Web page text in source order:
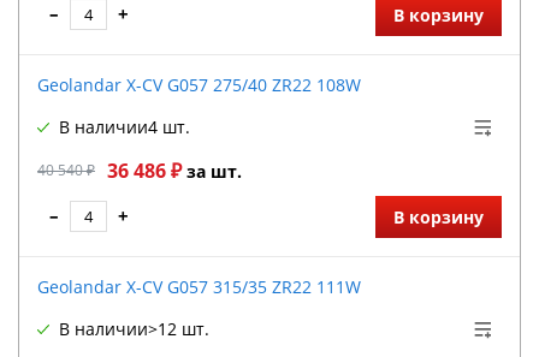
– + В корзину
Geolandar X-CV G057 275/40 ZR22 108W
40 540 ₽ 36 486 ₽за шт.
В наличии4 шт.
– + В корзину
Geolandar X-CV G057 315/35 ZR22 111W
В наличии>12 шт.